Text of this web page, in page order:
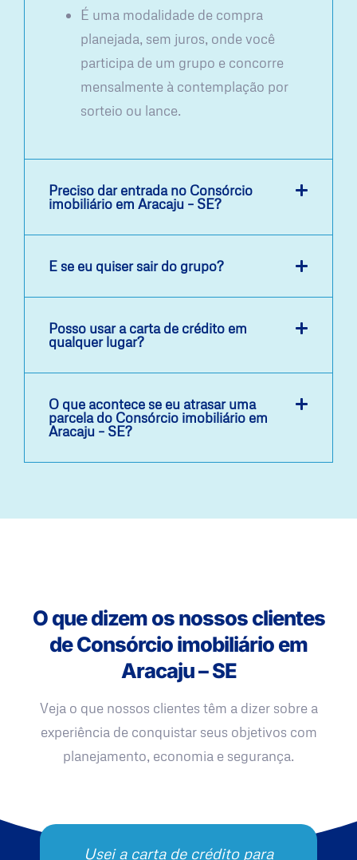
É uma modalidade de compra
planejada, sem juros, onde você
participa de um grupo e concorre
mensalmente à contemplação por
sorteio ou lance.
Preciso dar entrada no Consórcio
imobiliário em Aracaju – SE?
E se eu quiser sair do grupo?
Posso usar a carta de crédito em
qualquer lugar?
O que acontece se eu atrasar uma
parcela do Consórcio imobiliário em
Aracaju – SE?
O que dizem os nossos clientes
de Consórcio imobiliário em
Aracaju – SE
Veja o que nossos clientes têm a dizer sobre a
experiência de conquistar seus objetivos com
planejamento, economia e segurança.
Usei a carta de crédito para